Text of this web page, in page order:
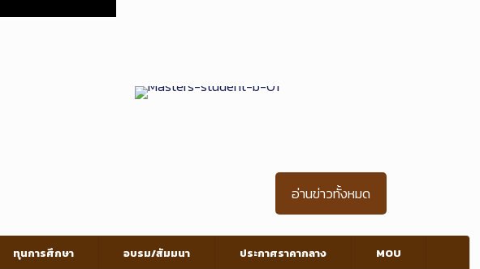
อ่านข่าวทั้งหมด
ทุนการศึกษา อบรม/สัมมนา ประกาศราคากลาง MOU